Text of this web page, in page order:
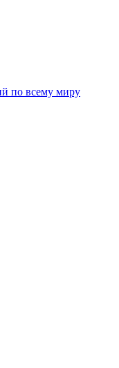
по всему миру